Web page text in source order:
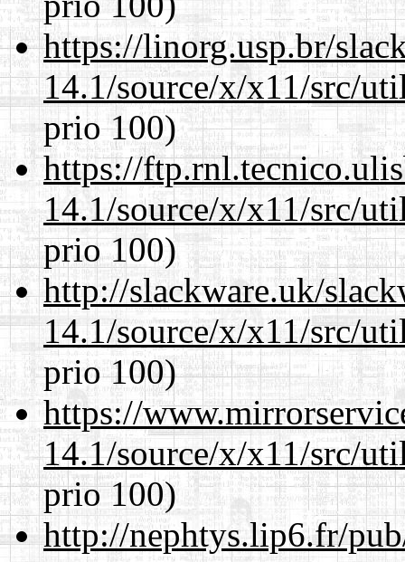
https://linorg.usp.br/
14.1/source/x/x11/src/
prio 100)
https://
14.1/source/x/x11/src/
prio 100)
http://slackware.uk/
14.1/source/x/x11/src/
prio 100)
https://
14.1/source/x/x11/src/
prio 100)
http://nephtys.lip6.fr/